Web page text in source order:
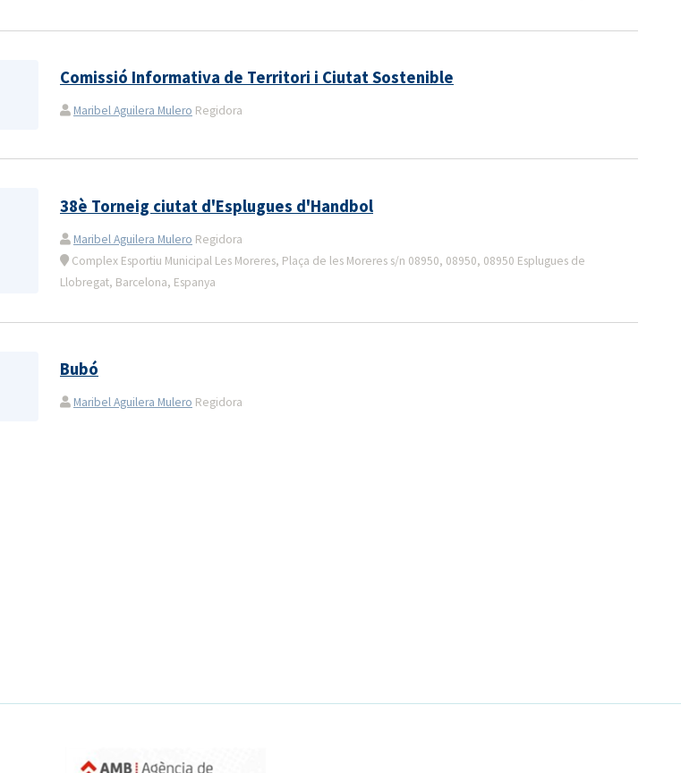
Comissió Informativa de Territori i Ciutat Sostenible
Maribel Aguilera Mulero Regidora
38è Torneig ciutat d'Esplugues d'Handbol
Maribel Aguilera Mulero Regidora
Complex Esportiu Municipal Les Moreres, Plaça de les Moreres s/n 08950, 08950, 08950 Esplugues de
Llobregat, Barcelona, Espanya
Bubó
Maribel Aguilera Mulero Regidora